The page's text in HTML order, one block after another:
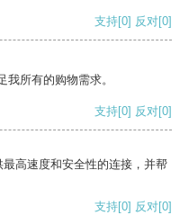
支持[0] 反对[0]
所有的购物需求。
支持[0] 反对[0]
高速度和安全性的连接，并帮
支持[0] 反对[0]